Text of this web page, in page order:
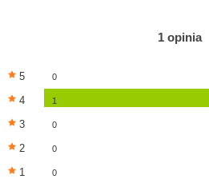
1 opinia
5 0
4 1
3 0
2 0
1 0